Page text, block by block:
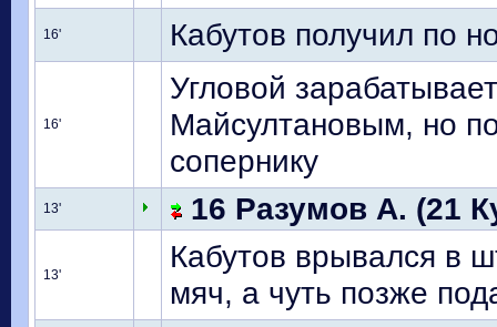
16' Кабутов получил по
16'
Угловой
Майсултановым, но
сопернику
13' 16 Разумов А. (21
13'
Кабутов врывался в
мяч, а чуть позже